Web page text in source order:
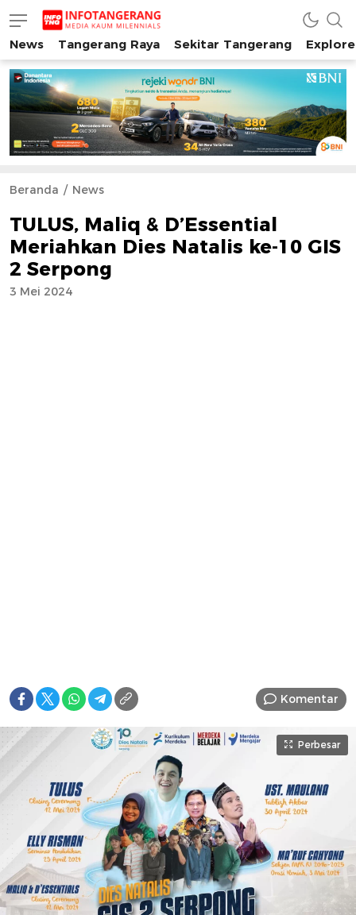
INFO TANGERANG
Media Kaum Millenials Tangerang Raya
News Tangerang Raya Sekitar Tangerang
Beranda News
TULUS, Maliq & D’Essential
Meriahkan Dies Natalis ke-10 GIS
2 Serpong
3 Mei 2024
Komentar
Perbesar